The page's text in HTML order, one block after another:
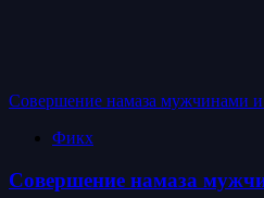
Совершение намаза мужчинами
Фикх
Совершение намаза